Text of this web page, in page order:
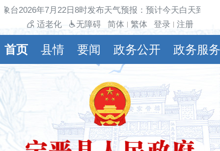
台2026年7月22日8时发布天气预报：预计今天白天到
适老化
无障碍 简体 繁体 登录 注册
首页 县情 要闻 政务公开 政务服务